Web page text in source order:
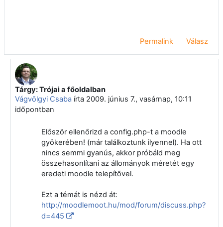
Permalink Válasz
Válasz erre: Niethammer Zoltán
Tárgy: Trójai a főoldalban
Vágvölgyi Csabaírta 2009. június 7., vasárnap, 10:11
időpontban
Először ellenőrizd a config.php-t a moodle
gyökerében! (már találkoztunk ilyennel). Ha ott
nincs semmi gyanús, akkor próbáld meg
összehasonlítani az állományok méretét egy
eredeti moodle telepítővel.
Ezt a témát is nézd át:
http://moodlemoot.hu/mod/forum/discuss.php?
d=445